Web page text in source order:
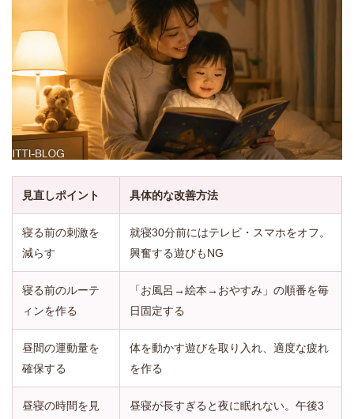
見直しポイント 具体的な改善方法
寝る前の刺激を
減らす
就寝30分前にはテレビ・スマホをオフ。
興奮する遊びもNG
寝る前のルーテ
ィンを作る
「お風呂→絵本→おやすみ」の順番を毎
日固定する
昼間の運動量を
確保する
体を動かす遊びを取り入れ、適度な疲れ
を作る
昼寝の時間を見
昼寝が長すぎると夜に眠れない。午後3